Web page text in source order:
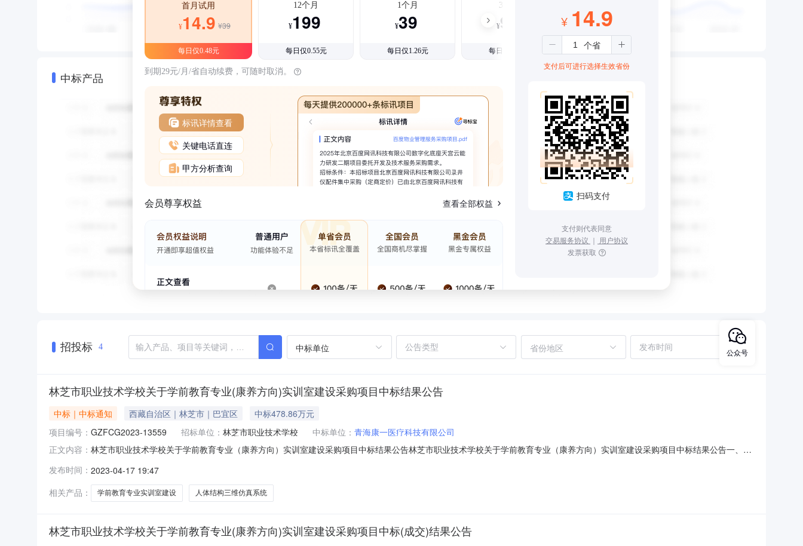
中标产品
首月试用
¥14.9 ¥39
每日仅0.48元
12个月
¥199
每日仅0.55元
1个月
¥39
每日仅1.26元
3个月
¥99
每日仅1.08元
到期29元/月/省自动续费，可随时取消。
标讯详情查看
关键电话直连
甲方分析查询
会员尊享权益 查看全部权益
¥ 14.9
支付后可进行选择生效省份
扫码支付
支付则代表同意
交易服务协议 ｜ 用户协议
发票获取
招投标 4 中标单位 省份地区
林芝市职业技术学校关于学前教育专业(康养方向)实训室建设采购项目中标结果公告
中标｜中标通知 西藏自治区｜林芝市｜巴宜区
中标478.86万元
项目编号： GZFCG2023-13559 招标单位： 林芝市职业技术学校 中标单位： 青海康一医疗科技有限公司
正文内容： 林芝市职业技术学校关于学前教育专业（康养方向）实训室建设采购项目中标结果公告林芝市职业技术学校关于学前教育专业（康养方向）实训室建设采购项目中标结果公告一、项
供应商地址：青海省西宁市城北区朝阳东路42号中标价(元)：4788566.00元四、主要标的信息名称：人体结构三维仿真系统，儿童感觉统合训练系统，基础护理虚拟教学仿真训练系
统品牌(如有)：桥
发布时间： 2023-04-17 19:47
相关产品：
学前教育专业实训室建设 人体结构三维仿真系统
林芝市职业技术学校关于学前教育专业(康养方向)实训室建设采购项目中标(成交)结果公告
公众号